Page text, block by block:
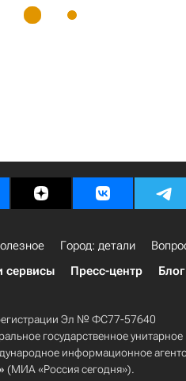
Город: детали
сервисы Пресс-центр
Эл № ФС77-57640
государственное унитарное
информационное
(МИА «Россия сегодня»).